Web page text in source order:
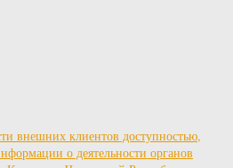
внешних клиентов доступностью,
о деятельности органов